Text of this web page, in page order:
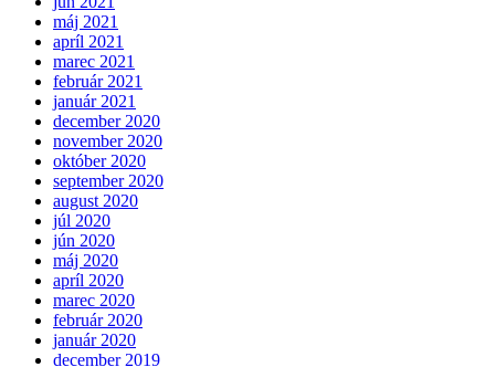
máj 2021
apríl 2021
marec 2021
február 2021
január 2021
december 2020
november 2020
október 2020
september 2020
august 2020
júl 2020
jún 2020
máj 2020
apríl 2020
marec 2020
február 2020
január 2020
december 2019